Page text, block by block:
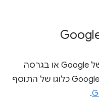
אין להשתמש בסימנים מסחריים של Google או בגרסה
שעברה שינוי של סימן מסחרי של Google כלוגו של התוסף
.